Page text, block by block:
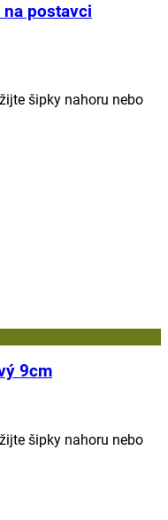
na postavci
šipky nahoru nebo
9cm
šipky nahoru nebo